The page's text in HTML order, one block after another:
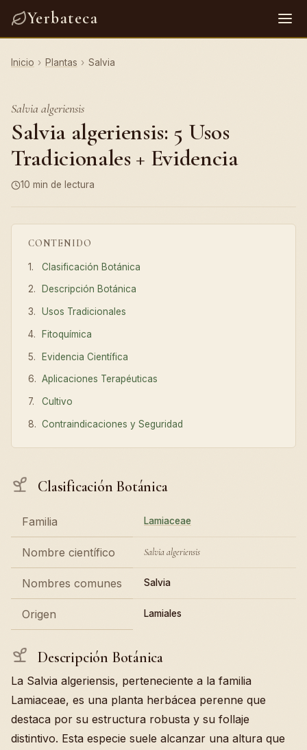
Yerbateca
Inicio › Plantas › Salvia
Salvia algeriensis
Salvia algeriensis: 5 Usos
Tradicionales + Evidencia
10 min de lectura
CONTENIDO
Clasificación Botánica
Descripción Botánica
Usos Tradicionales
Fitoquímica
Evidencia Científica
Aplicaciones Terapéuticas
Cultivo
Contraindicaciones y Seguridad
Clasificación Botánica
Familia Lamiaceae
Nombre científico Salvia algeriensis
Nombres comunes Salvia
Origen Lamiales
Descripción Botánica
La Salvia algeriensis, perteneciente a la familia
Lamiaceae, es una planta herbácea perenne que
destaca por su estructura robusta y su follaje
distintivo. Esta especie suele alcanzar una altura que